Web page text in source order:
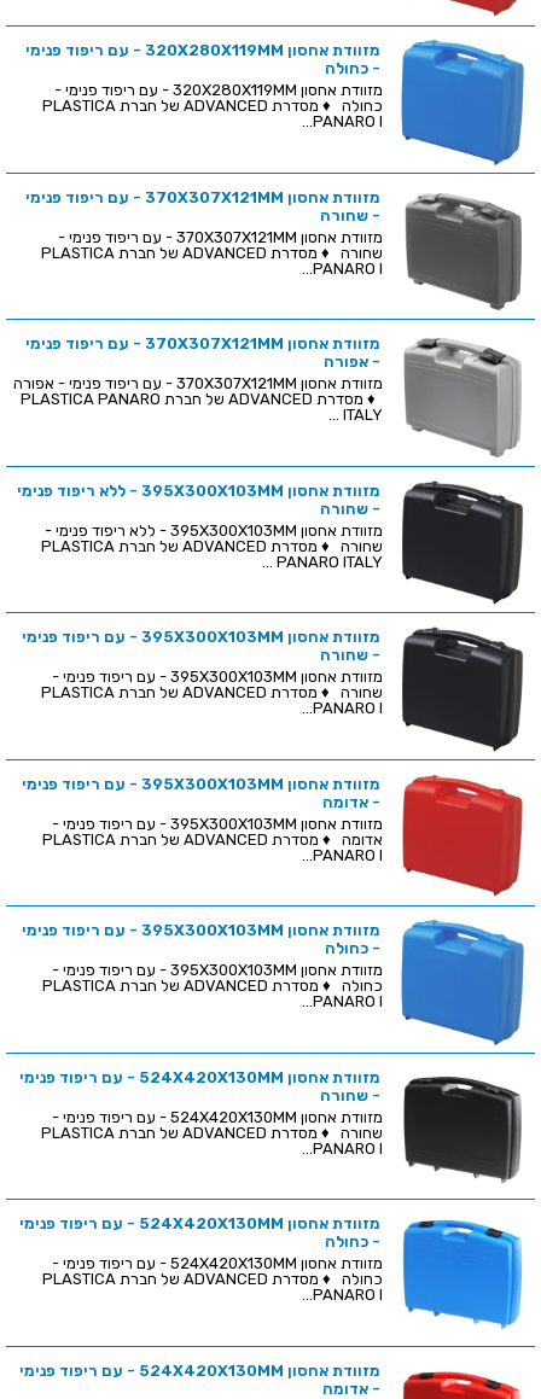
מזוודת אחסון 320X280X119MM - עם ריפוד פנימי
- כחולה
מזוודת אחסון 320X280X119MM - עם ריפוד פנימי -
כחולה ♦ מסדרת ADVANCED של חברת PLASTICA
PANARO I...
מזוודת אחסון 370X307X121MM - עם ריפוד פנימי
- שחורה
מזוודת אחסון 370X307X121MM - עם ריפוד פנימי -
שחורה ♦ מסדרת ADVANCED של חברת PLASTICA
PANARO I...
מזוודת אחסון 370X307X121MM - עם ריפוד פנימי
- אפורה
מזוודת אחסון 370X307X121MM - עם ריפוד פנימי - אפורה
♦ מסדרת ADVANCED של חברת PLASTICA PANARO
ITALY ...
מזוודת אחסון 395X300X103MM - ללא ריפוד פנימי
- שחורה
מזוודת אחסון 395X300X103MM - ללא ריפוד פנימי -
שחורה ♦ מסדרת ADVANCED של חברת PLASTICA
PANARO ITALY ...
מזוודת אחסון 395X300X103MM - עם ריפוד פנימי
- שחורה
מזוודת אחסון 395X300X103MM - עם ריפוד פנימי -
שחורה ♦ מסדרת ADVANCED של חברת PLASTICA
PANARO I...
מזוודת אחסון 395X300X103MM - עם ריפוד פנימי
- אדומה
מזוודת אחסון 395X300X103MM - עם ריפוד פנימי -
אדומה ♦ מסדרת ADVANCED של חברת PLASTICA
PANARO I...
מזוודת אחסון 395X300X103MM - עם ריפוד פנימי
- כחולה
מזוודת אחסון 395X300X103MM - עם ריפוד פנימי -
כחולה ♦ מסדרת ADVANCED של חברת PLASTICA
PANARO I...
מזוודת אחסון 524X420X130MM - עם ריפוד פנימי
- שחורה
מזוודת אחסון 524X420X130MM - עם ריפוד פנימי -
שחורה ♦ מסדרת ADVANCED של חברת PLASTICA
PANARO I...
מזוודת אחסון 524X420X130MM - עם ריפוד פנימי
- כחולה
מזוודת אחסון 524X420X130MM - עם ריפוד פנימי -
כחולה ♦ מסדרת ADVANCED של חברת PLASTICA
PANARO I...
מזוודת אחסון 524X420X130MM - עם ריפוד פנימי
- אדומה